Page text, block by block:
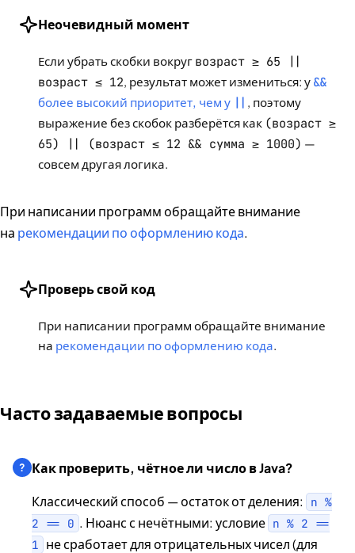
Неочевидный момент
Если убрать скобки вокруг возраст ≥ 65 ||
возраст ≤ 12 , результат может измениться: у &&
более высокий приоритет, чем у ||
, поэтому
выражение без скобок разберётся как (возраст ≥
65) || (возраст ≤ 12 && сумма ≥ 1000) —
совсем другая логика.
При написании программ обращайте внимание
на рекомендации по оформлению кода.
Проверь свой код
При написании программ обращайте внимание
на рекомендации по оформлению кода.
Часто задаваемые вопросы
Как проверить, чётное ли число в Java?
Классический способ — остаток от деления:
n %
2 == 0 . Нюанс с нечётными: условие n % 2 ==
1 не сработает для отрицательных чисел (для